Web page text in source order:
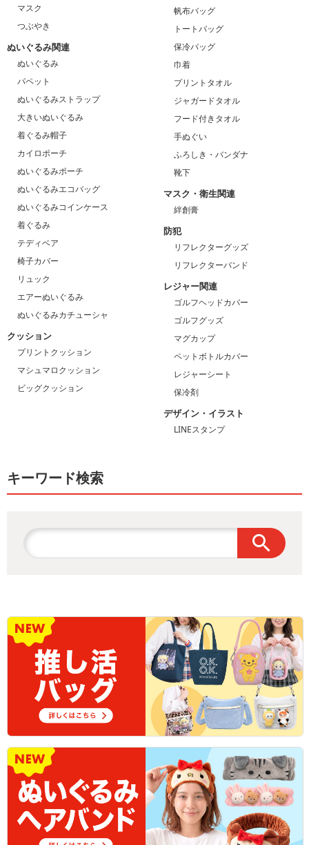
マスク
つぶやき
ぬいぐるみ関連
ぬいぐるみ
パペット
ぬいぐるみストラップ
大きいぬいぐるみ
着ぐるみ帽子
カイロポーチ
ぬいぐるみポーチ
ぬいぐるみエコバッグ
ぬいぐるみコインケース
着ぐるみ
テディベア
椅子カバー
リュック
エアーぬいぐるみ
ぬいぐるみカチューシャ
クッション
プリントクッション
マシュマロクッション
ビッグクッション
帆布バッグ
トートバッグ
保冷バッグ
巾着
プリントタオル
ジャガードタオル
フード付きタオル
手ぬぐい
ふろしき・バンダナ
靴下
マスク・衛生関連
絆創膏
防犯
リフレクターグッズ
リフレクターバンド
レジャー関連
ゴルフヘッドカバー
ゴルフグッズ
マグカップ
ペットボトルカバー
レジャーシート
保冷剤
デザイン・イラスト
LINEスタンプ
キーワード検索